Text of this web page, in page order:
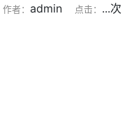
作者：admin 点击： ...次